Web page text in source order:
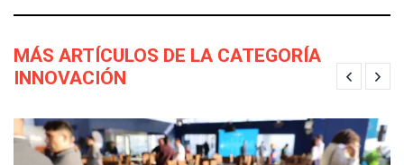
MÁS ARTÍCULOS DE LA CATEGORÍA
INNOVACIÓN